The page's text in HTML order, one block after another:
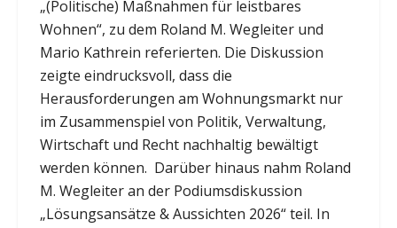
„(Politische) Maßnahmen für leistbares
Wohnen“, zu dem Roland M. Wegleiter und
Mario Kathrein referierten. Die Diskussion
zeigte eindrucksvoll, dass die
Herausforderungen am Wohnungsmarkt nur
im Zusammenspiel von Politik, Verwaltung,
Wirtschaft und Recht nachhaltig bewältigt
werden können. Darüber hinaus nahm Roland
M. Wegleiter an der Podiumsdiskussion
„Lösungsansätze & Aussichten 2026“ teil. In